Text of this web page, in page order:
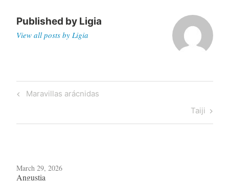
Published by Ligia
View all posts by Ligia
Post
Previous
Maravillas arácnidas
Next
Post
Taiji
March 29, 2026
Angustia